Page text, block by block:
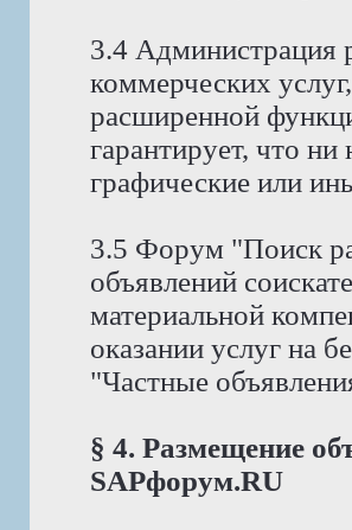
3.4 Администрация
коммерческих
расширенной
гарантирует, что ни
графические или
3.5 Форум "Поиск
объявлений
материальной
оказании услуг на
"Частные
§ 4. Размещение
SAPфорум.RU